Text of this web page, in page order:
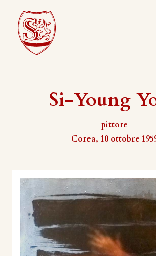
Si-Young
pittore
Corea, 10 ottobre